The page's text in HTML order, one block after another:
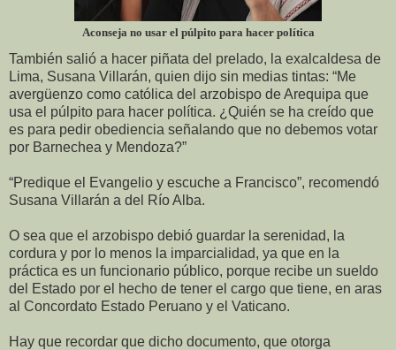
Aconseja no usar el púlpito para hacer política
También salió a hacer piñata del prelado, la exalcaldesa de
Lima, Susana Villarán, quien dijo sin medias tintas: “Me
avergüenzo como católica del arzobispo de Arequipa que
usa el púlpito para hacer política. ¿Quién se ha creído que
es para pedir obediencia señalando que no debemos votar
por Barnechea y Mendoza?”
“Predique el Evangelio y escuche a Francisco”, recomendó
Susana Villarán a del Río Alba.
O sea que el arzobispo debió guardar la serenidad, la
cordura y por lo menos la imparcialidad, ya que en la
práctica es un funcionario público, porque recibe un sueldo
del Estado por el hecho de tener el cargo que tiene, en aras
al Concordato Estado Peruano y el Vaticano.
Hay que recordar que dicho documento, que otorga